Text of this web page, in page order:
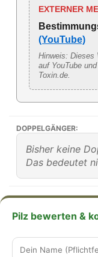
EXTERNER
(YouTube)
Hinweis: Dieses
auf YouTube
Toxin.de.
DOPPELGÄNGER:
Bisher keine
Das bedeutet
Pilz bewerten &